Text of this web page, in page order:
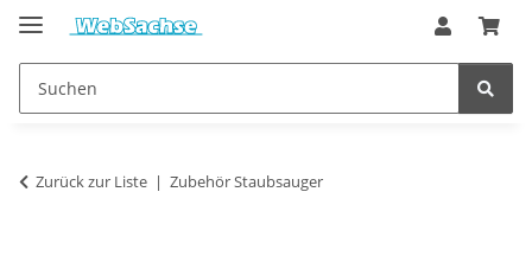
Zurück zur Liste Zubehör Staubsauger